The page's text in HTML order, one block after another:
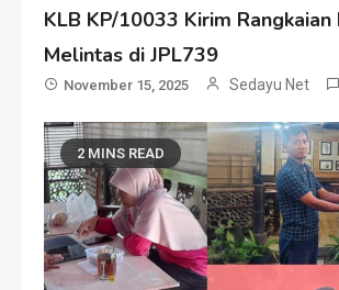
KLB KP/10033 Kirim Rangkaian
Melintas di JPL739
November 15, 2025 Sedayu Net
2 MINS READ